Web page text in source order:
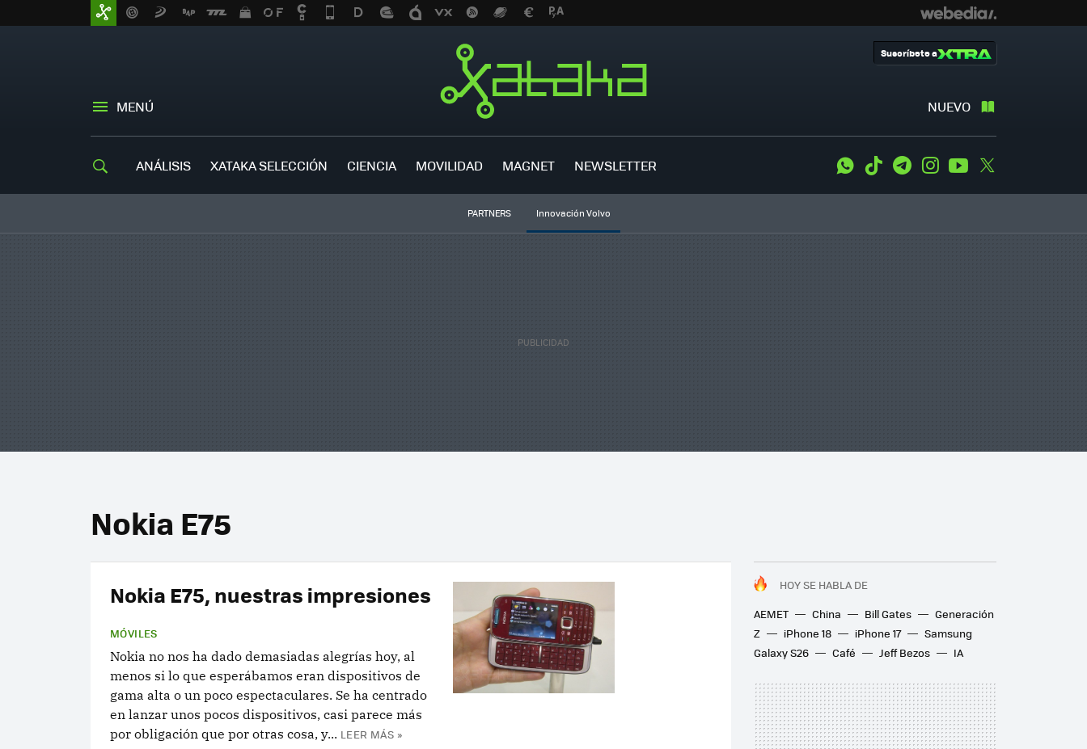
MENÚ NUEVO
Suscríbete a
ANÁLISIS XATAKA SELECCIÓN CIENCIA MOVILIDAD MAGNET NEWSLETTER WhatsApp
Tiktok TelegramInstagramYoutube
PARTNERS Innovación Volvo
Nokia E75
HOY SE HABLA DE
AEMET
China Bill Gates
Generación
Z
iPhone 18 iPhone 17
Samsung
Galaxy S26
Café Jeff Bezos IA
Nokia E75, nuestras impresiones
MÓVILES
Nokia no nos ha dado demasiadas alegrías hoy, al
menos si lo que esperábamos eran dispositivos de
gama alta o un poco espectaculares. Se ha centrado
en lanzar unos pocos dispositivos, casi parece más
por obligación que por otras cosa, y... LEER MÁS »